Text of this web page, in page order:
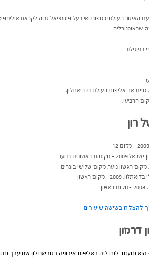
שבאוסטרליה.
סיים את אליפות העולם בטריאתלון,
הרביעי.
רון
ראשונים בנוער
– מקום ראשון
דרמון
הוא מועמד למדליה באליפות אירופה בטריאתלון שתיערך